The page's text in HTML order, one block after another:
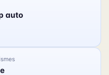
auto